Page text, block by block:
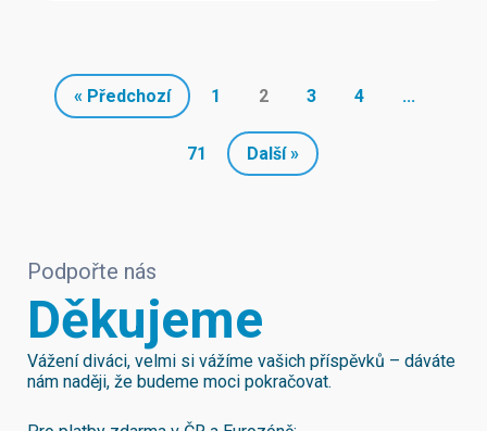
« Předchozí 1 2 3 4 ...
71 Další »
Podpořte nás
Děkujeme
Vážení diváci, velmi si vážíme vašich příspěvků – dáváte
nám naději, že budeme moci pokračovat.